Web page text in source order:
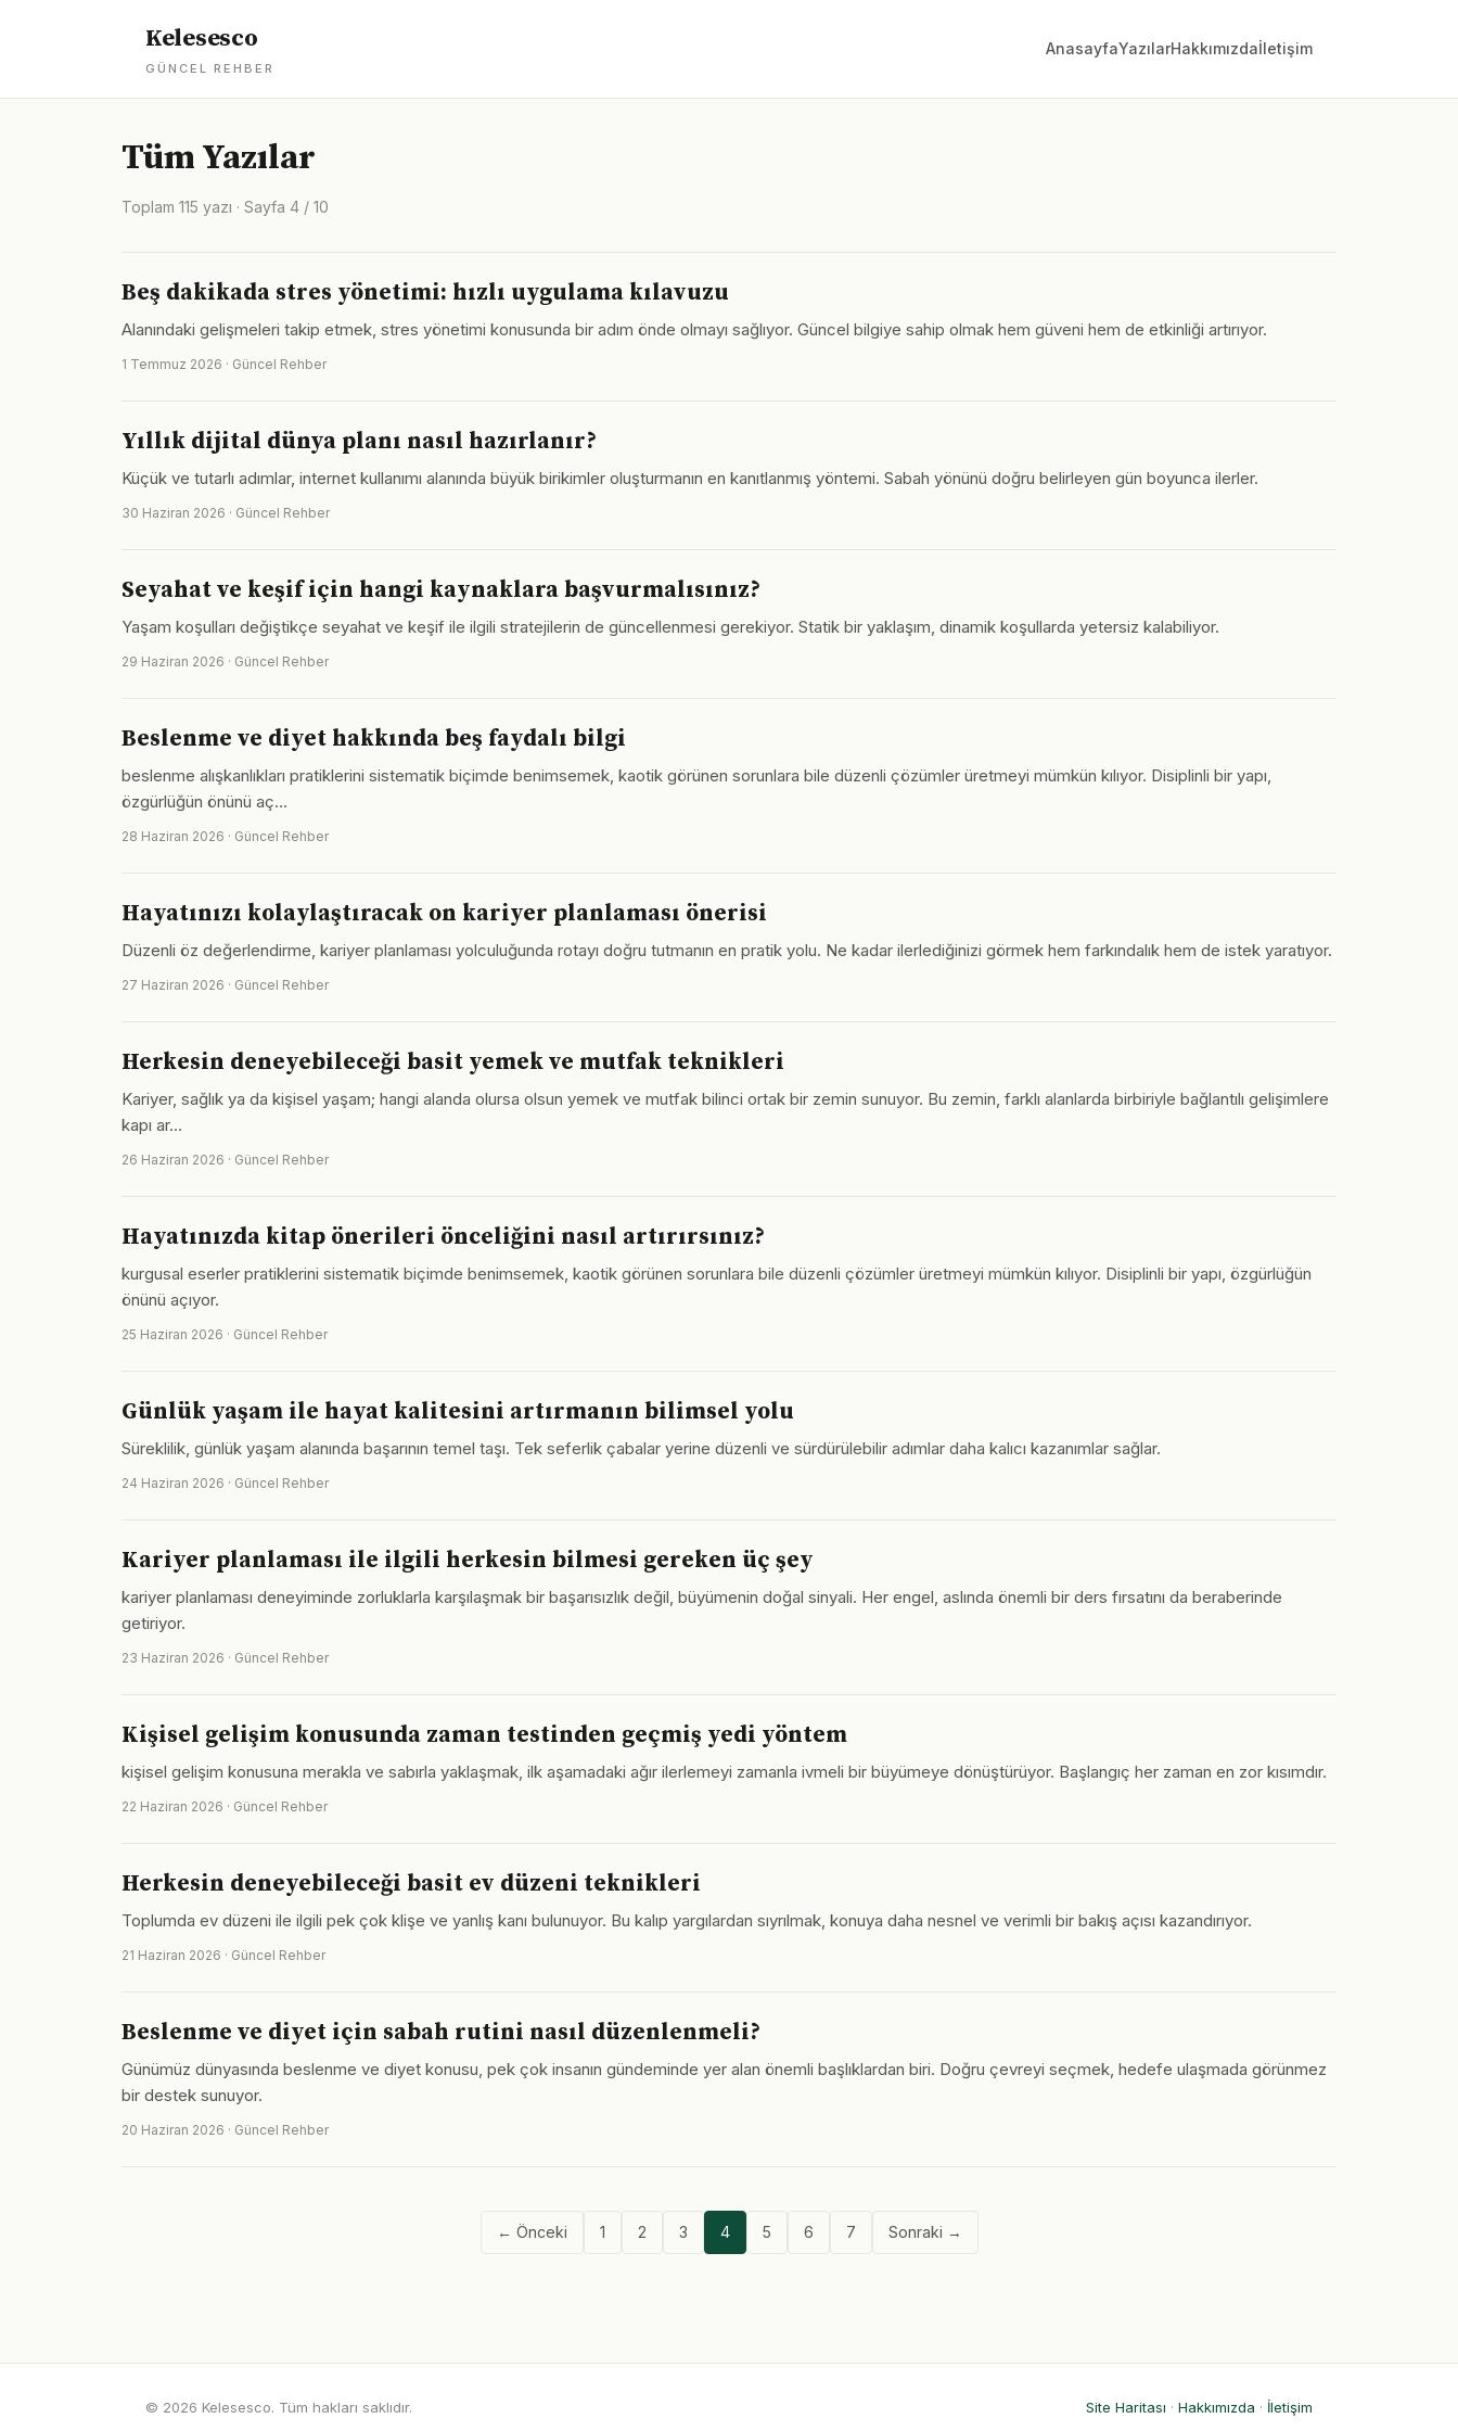
Kelesesco
GÜNCEL REHBER
AnasayfaYazılarHakkımızdaİletişim
Tüm Yazılar
Toplam 115 yazı · Sayfa 4 / 10
Beş dakikada stres yönetimi: hızlı uygulama kılavuzu
Alanındaki gelişmeleri takip etmek, stres yönetimi konusunda bir adım önde olmayı sağlıyor. Güncel bilgiye sahip olmak hem güveni hem de etkinliği artırıyor.
1 Temmuz 2026 · Güncel Rehber
Yıllık dijital dünya planı nasıl hazırlanır?
Küçük ve tutarlı adımlar, internet kullanımı alanında büyük birikimler oluşturmanın en kanıtlanmış yöntemi. Sabah yönünü doğru belirleyen gün boyunca ilerler.
30 Haziran 2026 · Güncel Rehber
Seyahat ve keşif için hangi kaynaklara başvurmalısınız?
Yaşam koşulları değiştikçe seyahat ve keşif ile ilgili stratejilerin de güncellenmesi gerekiyor. Statik bir yaklaşım, dinamik koşullarda yetersiz kalabiliyor.
29 Haziran 2026 · Güncel Rehber
Beslenme ve diyet hakkında beş faydalı bilgi
beslenme alışkanlıkları pratiklerini sistematik biçimde benimsemek, kaotik görünen sorunlara bile düzenli çözümler üretmeyi mümkün kılıyor. Disiplinli bir yapı,
özgürlüğün önünü aç…
28 Haziran 2026 · Güncel Rehber
Hayatınızı kolaylaştıracak on kariyer planlaması önerisi
Düzenli öz değerlendirme, kariyer planlaması yolculuğunda rotayı doğru tutmanın en pratik yolu. Ne kadar ilerlediğinizi görmek hem farkındalık hem de istek yaratıyor.
27 Haziran 2026 · Güncel Rehber
Herkesin deneyebileceği basit yemek ve mutfak teknikleri
Kariyer, sağlık ya da kişisel yaşam; hangi alanda olursa olsun yemek ve mutfak bilinci ortak bir zemin sunuyor. Bu zemin, farklı alanlarda birbiriyle bağlantılı gelişimlere
kapı ar…
26 Haziran 2026 · Güncel Rehber
Hayatınızda kitap önerileri önceliğini nasıl artırırsınız?
kurgusal eserler pratiklerini sistematik biçimde benimsemek, kaotik görünen sorunlara bile düzenli çözümler üretmeyi mümkün kılıyor. Disiplinli bir yapı, özgürlüğün
önünü açıyor.
25 Haziran 2026 · Güncel Rehber
Günlük yaşam ile hayat kalitesini artırmanın bilimsel yolu
Süreklilik, günlük yaşam alanında başarının temel taşı. Tek seferlik çabalar yerine düzenli ve sürdürülebilir adımlar daha kalıcı kazanımlar sağlar.
24 Haziran 2026 · Güncel Rehber
Kariyer planlaması ile ilgili herkesin bilmesi gereken üç şey
kariyer planlaması deneyiminde zorluklarla karşılaşmak bir başarısızlık değil, büyümenin doğal sinyali. Her engel, aslında önemli bir ders fırsatını da beraberinde
getiriyor.
23 Haziran 2026 · Güncel Rehber
Kişisel gelişim konusunda zaman testinden geçmiş yedi yöntem
kişisel gelişim konusuna merakla ve sabırla yaklaşmak, ilk aşamadaki ağır ilerlemeyi zamanla ivmeli bir büyümeye dönüştürüyor. Başlangıç her zaman en zor kısımdır.
22 Haziran 2026 · Güncel Rehber
Herkesin deneyebileceği basit ev düzeni teknikleri
Toplumda ev düzeni ile ilgili pek çok klişe ve yanlış kanı bulunuyor. Bu kalıp yargılardan sıyrılmak, konuya daha nesnel ve verimli bir bakış açısı kazandırıyor.
21 Haziran 2026 · Güncel Rehber
Beslenme ve diyet için sabah rutini nasıl düzenlenmeli?
Günümüz dünyasında beslenme ve diyet konusu, pek çok insanın gündeminde yer alan önemli başlıklardan biri. Doğru çevreyi seçmek, hedefe ulaşmada görünmez
bir destek sunuyor.
20 Haziran 2026 · Güncel Rehber
← Önceki 1 2 3 4 5 6 7 Sonraki →
© 2026 Kelesesco. Tüm hakları saklıdır. Site Haritası · Hakkımızda · İletişim